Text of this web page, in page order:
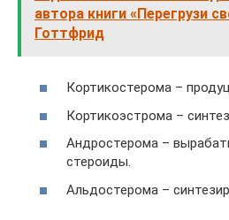
автора книги «Перегрузи
Готтфрид
Кортикостерома –
Кортикоэстрома –
Андростерома –
стероиды.
Альдостерома –